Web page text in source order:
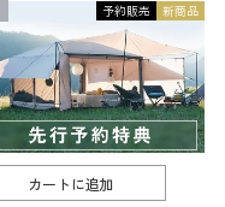
新商品
予約販売
カートに追加